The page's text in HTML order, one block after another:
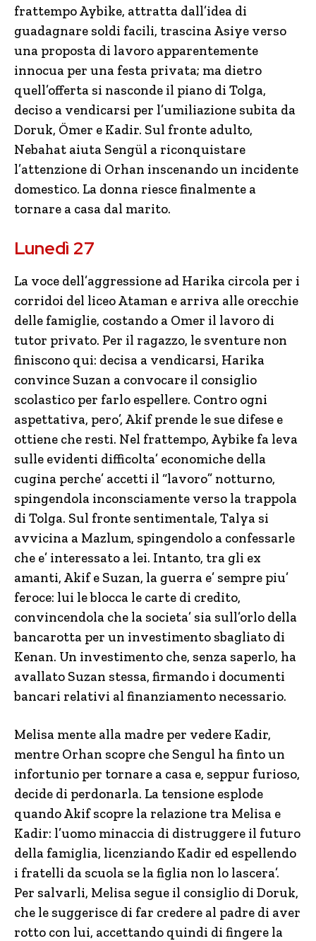
frattempo Aybike, attratta dall’idea di
guadagnare soldi facili, trascina Asiye verso
una proposta di lavoro apparentemente
innocua per una festa privata; ma dietro
quell’offerta si nasconde il piano di Tolga,
deciso a vendicarsi per l’umiliazione subita da
Doruk, Ömer e Kadir. Sul fronte adulto,
Nebahat aiuta Sengül a riconquistare
l’attenzione di Orhan inscenando un incidente
domestico. La donna riesce finalmente a
tornare a casa dal marito.
Lunedì 27
La voce dell’aggressione ad Harika circola per i
corridoi del liceo Ataman e arriva alle orecchie
delle famiglie, costando a Omer il lavoro di
tutor privato. Per il ragazzo, le sventure non
finiscono qui: decisa a vendicarsi, Harika
convince Suzan a convocare il consiglio
scolastico per farlo espellere. Contro ogni
aspettativa, pero’, Akif prende le sue difese e
ottiene che resti. Nel frattempo, Aybike fa leva
sulle evidenti difficolta’ economiche della
cugina perche’ accetti il “lavoro” notturno,
spingendola inconsciamente verso la trappola
di Tolga. Sul fronte sentimentale, Talya si
avvicina a Mazlum, spingendolo a confessarle
che e’ interessato a lei. Intanto, tra gli ex
amanti, Akif e Suzan, la guerra e’ sempre piu’
feroce: lui le blocca le carte di credito,
convincendola che la societa’ sia sull’orlo della
bancarotta per un investimento sbagliato di
Kenan. Un investimento che, senza saperlo, ha
avallato Suzan stessa, firmando i documenti
bancari relativi al finanziamento necessario.
Melisa mente alla madre per vedere Kadir,
mentre Orhan scopre che Sengul ha finto un
infortunio per tornare a casa e, seppur furioso,
decide di perdonarla. La tensione esplode
quando Akif scopre la relazione tra Melisa e
Kadir: l’uomo minaccia di distruggere il futuro
della famiglia, licenziando Kadir ed espellendo
i fratelli da scuola se la figlia non lo lascera’.
Per salvarli, Melisa segue il consiglio di Doruk,
che le suggerisce di far credere al padre di aver
rotto con lui, accettando quindi di fingere la